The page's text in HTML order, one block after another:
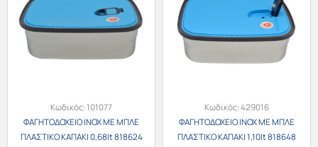
Κωδικός:101077
ΦΑΓΗΤΟΔΟΧΕΙΟ INOX ΜΕ ΜΠΛΕ
ΠΛΑΣΤΙΚΟ ΚΑΠΑΚΙ 0,68lt 818624
Κωδικός:429016
ΦΑΓΗΤΟΔΟΧΕΙΟ INOX ΜΕ ΜΠΛΕ
ΠΛΑΣΤΙΚΟ ΚΑΠΑΚΙ 1,10lt 818648